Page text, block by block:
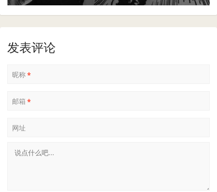
发表评论
昵称*
邮箱 *
网址